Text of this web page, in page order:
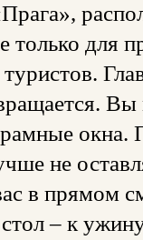
только для
Вы
окна.
не
в прямом
– к